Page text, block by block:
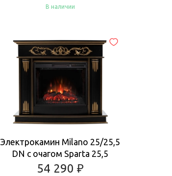
В наличии
Купить
Электрокамин Milano 25/25,5
DN с очагом Sparta 25,5
54 290 ₽